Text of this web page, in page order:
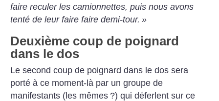
faire reculer les camionnettes, puis nous avons
tenté de leur faire faire demi-tour. »
Deuxième coup de poignard
dans le dos
Le second coup de poignard dans le dos sera
porté à ce moment-là par un groupe de
manifestants (les mêmes ?) qui déferlent sur ce